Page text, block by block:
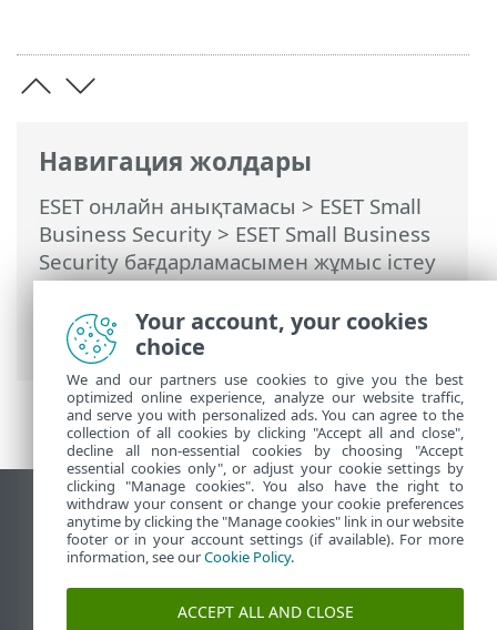
Навигация жолдары
ESET онлайн анықтамасы > ESET Small
Business Security > ESET Small Business
Security бағдарламасымен жұмыс істеу
>Кеңейтілген орнату>Қорғаныстар>
Нақты уақыттағы файл жүйесін қорғау
> Нақты уақыттағы қорғауды тексеру
Жұмыс үстеліндегі сайтты қарау
End of Life
ESET білім қоры
ESET форумы
Your account, your cookies
choice
We and our partners use cookies to give you the best
optimized online experience, analyze our website traffic,
and serve you with personalized ads. You can agree to the
collection of all cookies by clicking "Accept all and close",
decline all non-essential cookies by choosing "Accept
essential cookies only", or adjust your cookie settings by
clicking "Manage cookies". You also have the right to
withdraw your consent or change your cookie preferences
anytime by clicking the "Manage cookies" link in our website
footer or in your account settings (if available). For more
information, see ourCookie Policy.
ACCEPT ALL AND CLOSE